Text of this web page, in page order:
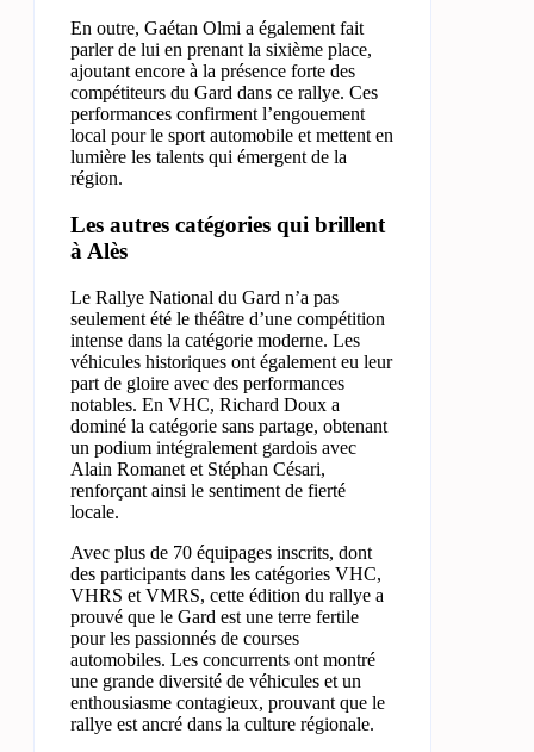
En outre, Gaétan Olmi a également fait
parler de lui en prenant la sixième place,
ajoutant encore à la présence forte des
compétiteurs du Gard dans ce rallye. Ces
performances confirment l’engouement
local pour le sport automobile et mettent en
lumière les talents qui émergent de la
région.
Les autres catégories qui brillent
à Alès
Le Rallye National du Gard n’a pas
seulement été le théâtre d’une compétition
intense dans la catégorie moderne. Les
véhicules historiques ont également eu leur
part de gloire avec des performances
notables. En VHC, Richard Doux a
dominé la catégorie sans partage, obtenant
un podium intégralement gardois avec
Alain Romanet et Stéphan Césari,
renforçant ainsi le sentiment de fierté
locale.
Avec plus de 70 équipages inscrits, dont
des participants dans les catégories VHC,
VHRS et VMRS, cette édition du rallye a
prouvé que le Gard est une terre fertile
pour les passionnés de courses
automobiles. Les concurrents ont montré
une grande diversité de véhicules et un
enthousiasme contagieux, prouvant que le
rallye est ancré dans la culture régionale.